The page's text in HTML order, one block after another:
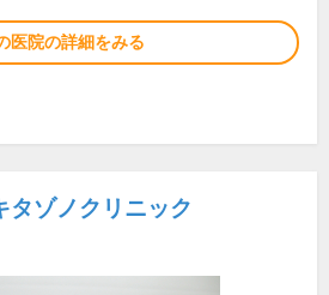
医院の詳細をみる
タゾノクリニック